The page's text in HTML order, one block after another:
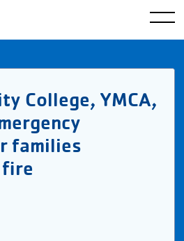
College, YMCA,
families